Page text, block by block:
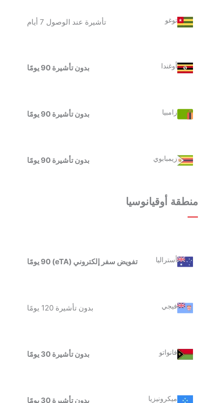
توغو تأشيرة عند الوصول 7 أيام
أوغندا بدون تأشيرة 90 يومًا
زامبيا بدون تأشيرة 90 يومًا
زيمبابوي بدون تأشيرة 90 يومًا
منطقة أوقيانوسيا
أستراليا تفويض سفر إلكتروني (eTA) 90 يومًا
فيجي بدون تأشيرة 120 يومًا
فانواتو بدون تأشيرة 30 يومًا
ميكرونيزيا بدون تأشيرة 30 يومًا